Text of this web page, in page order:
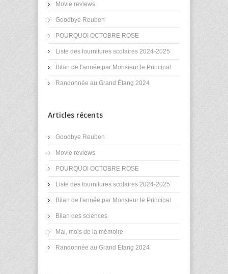
Movie reviews
Goodbye Reuben
POURQUOI OCTOBRE ROSE
Liste des fournitures scolaires 2024-2025
Bilan de l'année par Monsieur le Principal
Randonnée au Grand Étang 2024
Articles récents
Goodbye Reuben
Movie reviews
POURQUOI OCTOBRE ROSE
Liste des fournitures scolaires 2024-2025
Bilan de l'année par Monsieur le Principal
Bilan des sciences
Mai, mois de la mémoire
Randonnée au Grand Étang 2024